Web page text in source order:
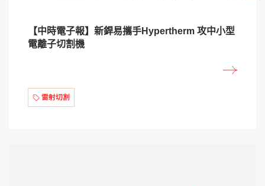
【中時電子報】新銲易攜手Hypertherm 攻中小型
電離子切割機
雷射切割